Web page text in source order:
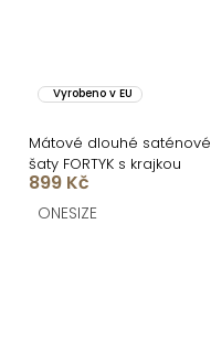
Vyrobeno v EU
Mátové dlouhé saténové
šaty FORTYK s krajkou
899 Kč
ONESIZE